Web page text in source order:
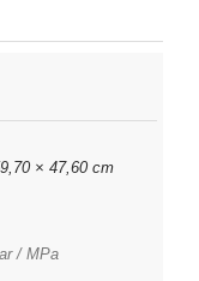
× 47,60 cm
/ MPa